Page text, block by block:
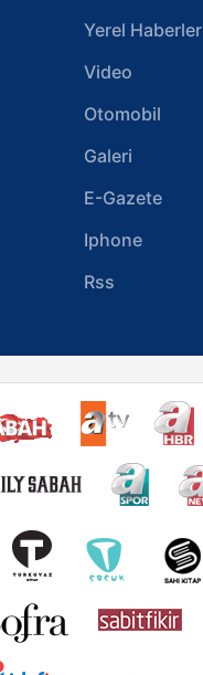
Yerel Haberler
Video
Otomobil
Galeri
E-Gazete
Iphone
Rss